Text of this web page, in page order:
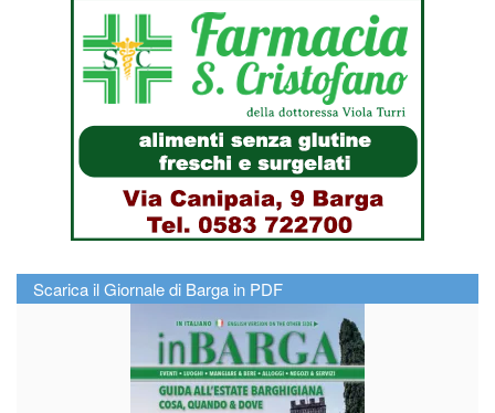
Scarica il Giornale di Barga in PDF